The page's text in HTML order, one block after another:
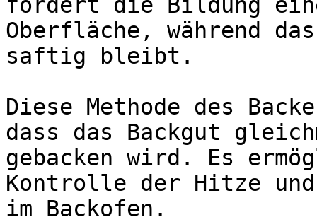
Oberfläche, während
saftig bleibt.
Diese Methode des
dass das Backgut
gebacken wird. Es
Kontrolle der Hitze
im Backofen.